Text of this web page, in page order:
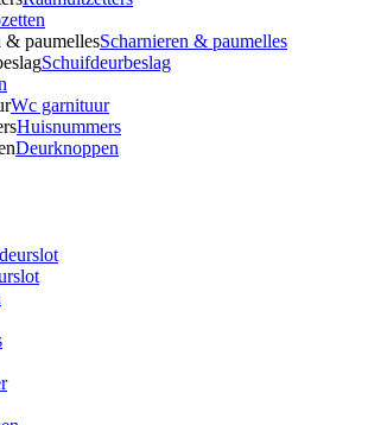
Scharnieren & paumelles
Schuifdeurbeslag
Wc garnituur
Huisnummers
Deurknoppen